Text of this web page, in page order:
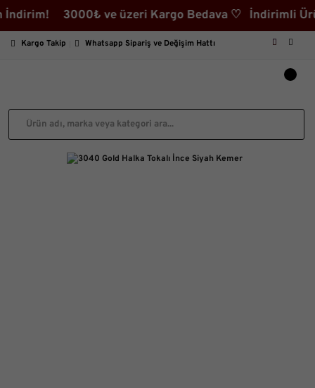
3000₺ ve üzeri Kargo Bedava ♡ İndirimli
Kargo Takip Whatsapp Sipariş ve Değişim Hattı